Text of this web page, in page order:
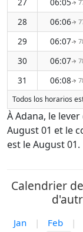
↑
28
06:06↑
29
06:07↑
30
06:07↑
31
06:08↑
Todos los horarios
À Adana, le
August 01 et le
est le August 01.
Calendrier
Jan | Feb |